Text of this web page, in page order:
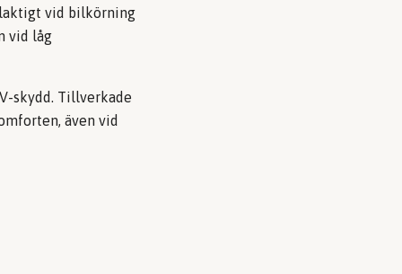
vid bilkörning
vid låg
skydd. Tillverkade
även vid